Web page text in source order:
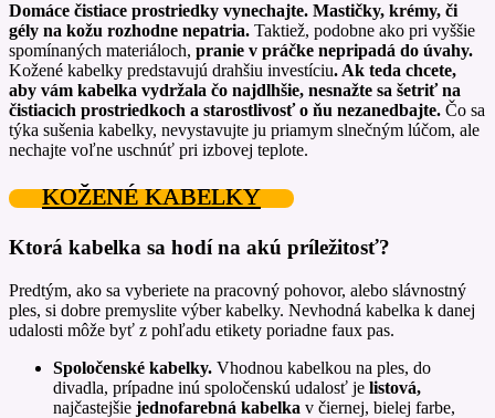
Domáce čistiace prostriedky vynechajte. Mastičky, krémy, či
gély na kožu rozhodne nepatria. Taktiež, podobne ako pri vyššie
spomínaných materiáloch, pranie v práčke nepripadá do úvahy.
Kožené kabelky predstavujú drahšiu investíciu. Ak teda chcete,
aby vám kabelka vydržala čo najdlhšie, nesnažte sa šetriť na
čistiacich prostriedkoch a starostlivosť o ňu nezanedbajte. Čo sa
týka sušenia kabelky, nevystavujte ju priamym slnečným lúčom, ale
nechajte voľne uschnúť pri izbovej teplote.
KOŽENÉ KABELKY
Ktorá kabelka sa hodí na akú príležitosť?
Predtým, ako sa vyberiete na pracovný pohovor, alebo slávnostný
ples, si dobre premyslite výber kabelky. Nevhodná kabelka k danej
udalosti môže byť z pohľadu etikety poriadne faux pas.
Spoločenské kabelky. Vhodnou kabelkou na ples, do
divadla, prípadne inú spoločenskú udalosť je listová,
najčastejšie jednofarebná kabelka v čiernej, bielej farbe,